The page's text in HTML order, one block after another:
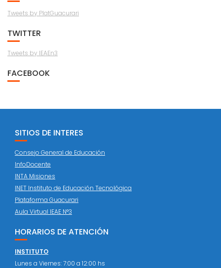
Tweets by PlatGuacurari
TWITTER
Tweets by IEAEn3
FACEBOOK
SITIOS DE INTERES
Consejo General de Educación
InfoDocente
INTA Misiones
INET Instituto de Educación Tecnológica
Plataforma Guacurari
Aula Virtual IEAE N°3
HORARIOS DE ATENCIÓN
INSTITUTO
Lunes a Viernes: 7:00 a 12:00 hs